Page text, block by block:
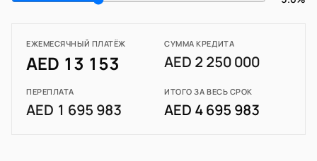
ЕЖЕМЕСЯЧНЫЙ ПЛАТЁЖ
AED 13 153
СУММА КРЕДИТА
AED 2 250 000
ПЕРЕПЛАТА
AED 1 695 983
ИТОГО ЗА ВЕСЬ СРОК
AED 4 695 983